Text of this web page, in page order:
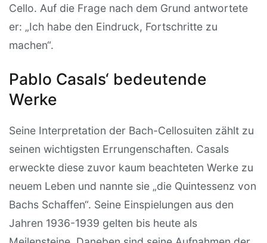
Cello. Auf die Frage nach dem Grund antwortete
er: „Ich habe den Eindruck, Fortschritte zu
machen“.
Pablo Casals‘ bedeutende
Werke
Seine Interpretation der Bach-Cellosuiten zählt zu
seinen wichtigsten Errungenschaften. Casals
erweckte diese zuvor kaum beachteten Werke zu
neuem Leben und nannte sie „die Quintessenz von
Bachs Schaffen“. Seine Einspielungen aus den
Jahren 1936-1939 gelten bis heute als